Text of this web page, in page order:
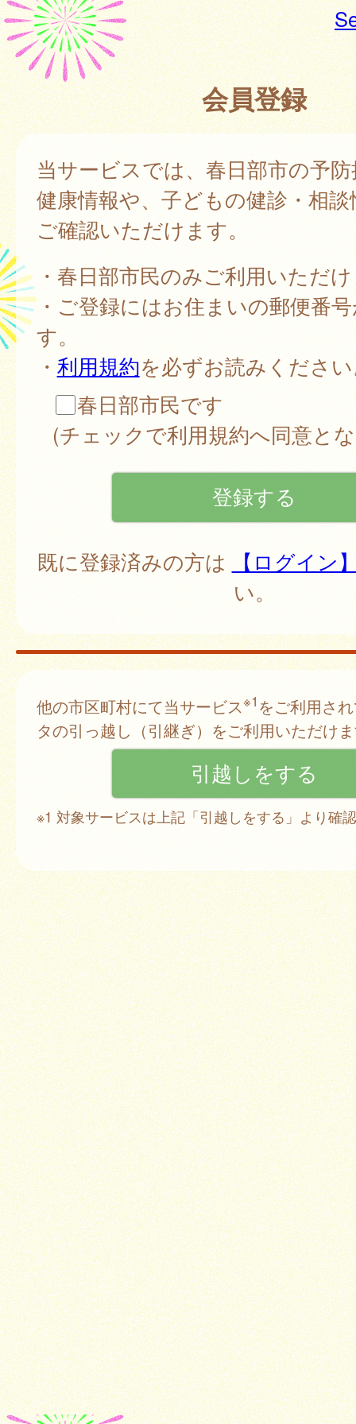
会員登録
当サービスでは、春日部市の予
健康情報や、子どもの健診・相
ご確認いただけます。
・春日部市民のみご利用いただ
・ご登録にはお住まいの郵便番
す。
・ 利用規約を必ずお読みくださ
春日部市民です
(チェックで利用規約へ同意と
既に登録済みの方は
【ログイン
い。
他の市区町村にて当サービス※1 をご利用さ
タの引っ越し（引継ぎ）をご利用いただけ
※1 対象サービスは上記「引越しをする」より確